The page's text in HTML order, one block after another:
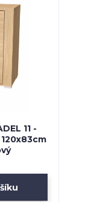
11 -